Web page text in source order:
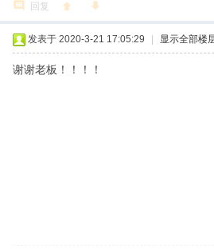
回复
发表于 2020-3-21 17:05:29 显示全部楼
谢谢老板！！！！